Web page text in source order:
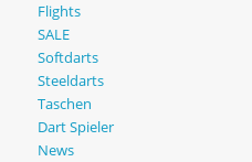
Flights
SALE
Softdarts
Steeldarts
Taschen
Dart Spieler
News